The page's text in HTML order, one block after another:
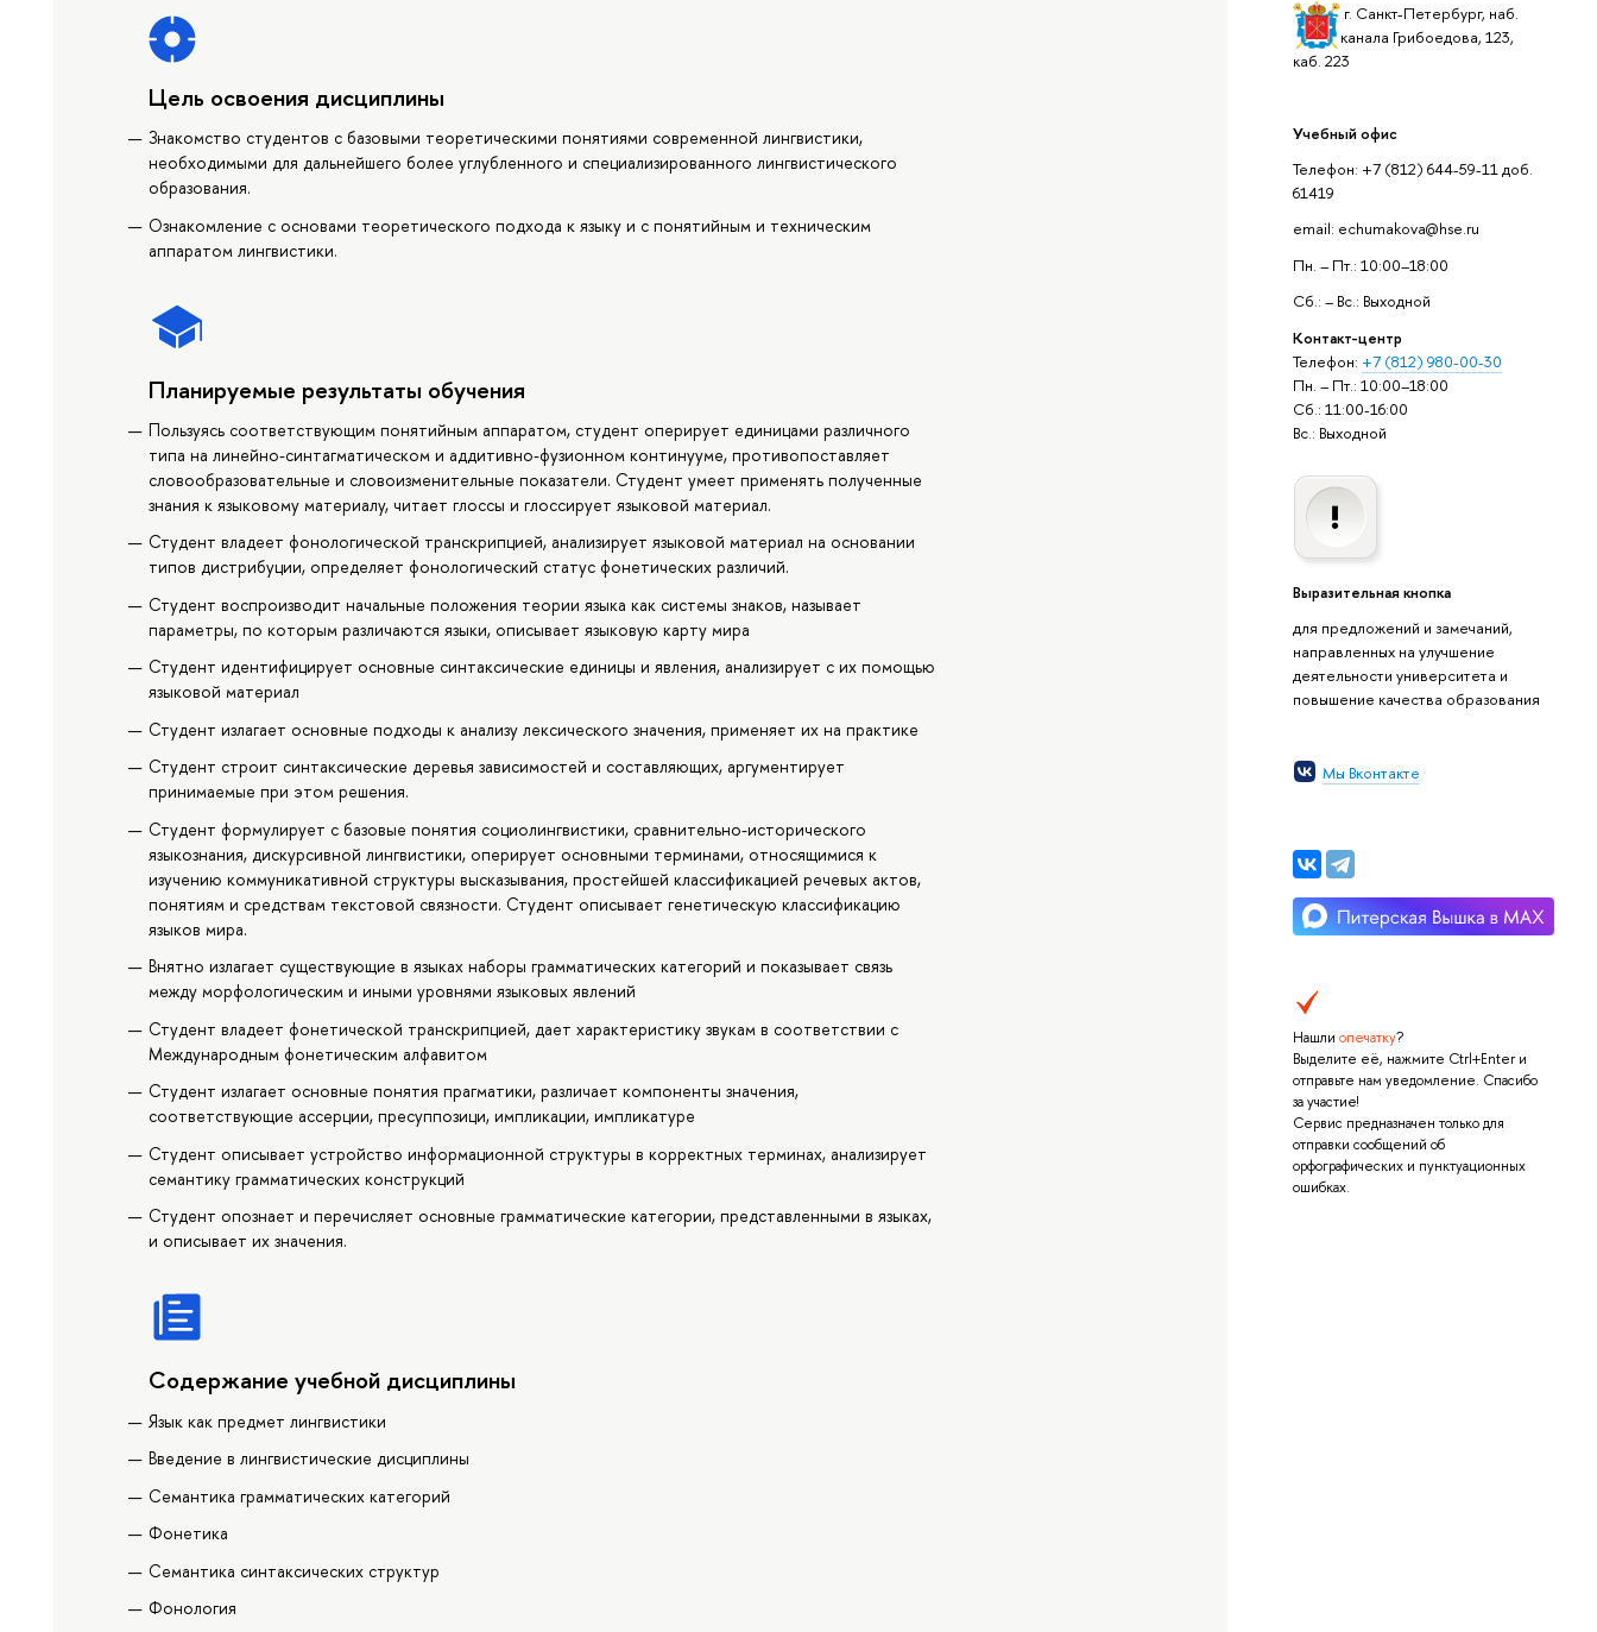
г. Санкт-Петербург, наб.
канала Грибоедова, 123,
каб. 223
Учебный офис
Телефон: +7 (812) 644-59-11 доб.
61419
email: echumakova@hse.ru
Пн. – Пт.: 10:00–18:00
Сб.: – Вс.: Выходной
Контакт-центр
Телефон: +7 (812) 980-00-30
Пн. – Пт.: 10:00–18:00
Сб.: 11:00-16:00
Вс.: Выходной
Выразительная кнопка
для предложений и замечаний,
направленных на улучшение
деятельности университета и
повышение качества образования
Мы Вконтакте
Нашли опечатку?
Выделите её, нажмите Ctrl+Enter и
отправьте нам уведомление. Спасибо
за участие!
Сервис предназначен только для
отправки сообщений об
орфографических и пунктуационных
ошибках.
Цель освоения дисциплины
Знакомство студентов с базовыми теоретическими понятиями современной лингвистики,
необходимыми для дальнейшего более углубленного и специализированного лингвистического
образования.
Ознакомление с основами теоретического подхода к языку и с понятийным и техническим
аппаратом лингвистики.
Планируемые результаты обучения
Пользуясь соответствующим понятийным аппаратом, студент оперирует единицами различного
типа на линейно-синтагматическом и аддитивно-фузионном континууме, противопоставляет
словообразовательные и словоизменительные показатели. Студент умеет применять полученные
знания к языковому материалу, читает глоссы и глоссирует языковой материал.
Студент владеет фонологической транскрипцией, анализирует языковой материал на основании
типов дистрибуции, определяет фонологический статус фонетических различий.
Студент воспроизводит начальные положения теории языка как системы знаков, называет
параметры, по которым различаются языки, описывает языковую карту мира
Студент идентифицирует основные синтаксические единицы и явления, анализирует с их помощью
языковой материал
Студент излагает основные подходы к анализу лексического значения, применяет их на практике
Студент строит синтаксические деревья зависимостей и составляющих, аргументирует
принимаемые при этом решения.
Студент формулирует с базовые понятия социолингвистики, сравнительно-исторического
языкознания, дискурсивной лингвистики, оперирует основными терминами, относящимися к
изучению коммуникативной структуры высказывания, простейшей классификацией речевых актов,
понятиям и средствам текстовой связности. Студент описывает генетическую классификацию
языков мира.
Внятно излагает существующие в языках наборы грамматических категорий и показывает связь
между морфологическим и иными уровнями языковых явлений
Студент владеет фонетической транскрипцией, дает характеристику звукам в соответствии с
Международным фонетическим алфавитом
Студент излагает основные понятия прагматики, различает компоненты значения,
соответствующие ассерции, пресуппозици, импликации, импликатуре
Студент описывает устройство информационной структуры в корректных терминах, анализирует
семантику грамматических конструкций
Студент опознает и перечисляет основные грамматические категории, представленными в языках,
и описывает их значения.
Содержание учебной дисциплины
Язык как предмет лингвистики
Введение в лингвистические дисциплины
Семантика грамматических категорий
Фонетика
Семантика синтаксических структур
Фонология